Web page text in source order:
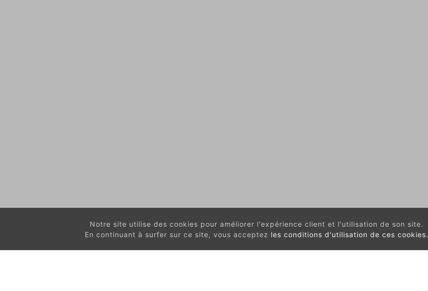
Notre site utilise des cookies pour améliorer l'expérience client et l'utilisation de son site.
En continuant à surfer sur ce site, vous acceptez les conditions d'utilisation de ces cookies.